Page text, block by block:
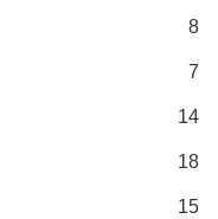
8
7
14
18
15